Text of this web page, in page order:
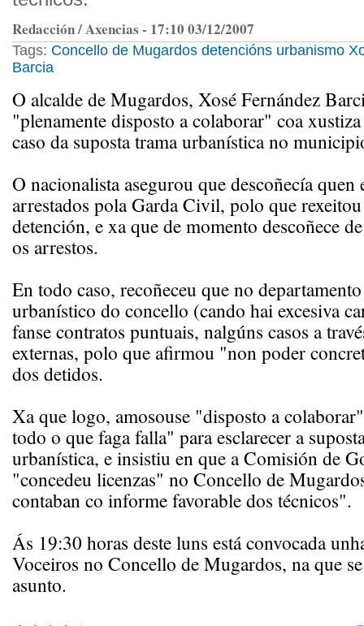
Redacción / Axencias - 17:10 03/12/2007
Tags: Concello de Mugardos detencións urbanismo
Barcia
O alcalde de Mugardos, Xosé Fernández
"plenamente disposto a colaborar" coa
caso da suposta trama urbanística no
O nacionalista asegurou que descoñecía quen
arrestados pola Garda Civil, polo que
detención, e xa que de momento descoñece
os arrestos.
En todo caso, recoñeceu que no
urbanístico do concello (cando hai excesiva
fanse contratos puntuais, nalgúns casos a
externas, polo que afirmou "non poder
dos detidos.
Xa que logo, amosouse "disposto a
todo o que faga falla" para esclarecer a
urbanística, e insistiu en que a Comisión de
"concedeu licenzas" no Concello de
contaban co informe favorable dos técnicos".
Ás 19:30 horas deste luns está convocada
Voceiros no Concello de Mugardos, na que
asunto.